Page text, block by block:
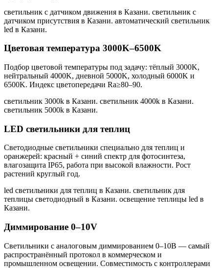
светильник с датчиком движения в Казани. светильник с
датчиком присутствия в Казани. автоматический светильник
led в Казани.
Цветовая температура 3000K–6500K
Подбор цветовой температуры под задачу: тёплый 3000K,
нейтральный 4000K, дневной 5000K, холодный 6000K и
6500K. Индекс цветопередачи Ra≥80–90.
светильник 3000k в Казани. светильник 4000k в Казани.
светильник 5000k в Казани.
LED светильники для теплиц
Светодиодные светильники специально для теплиц и
оранжерей: красный + синий спектр для фотосинтеза,
влагозащита IP65, работа при высокой влажности. Рост
растений круглый год.
led светильники для теплиц в Казани. светильник для
теплицы светодиодный в Казани. освещение теплицы led в
Казани.
Диммирование 0–10V
Светильники с аналоговым диммированием 0–10В — самый
распространённый протокол в коммерческом и
промышленном освещении. Совместимость с контроллерами